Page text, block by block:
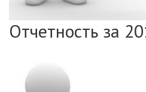
Отчетность за